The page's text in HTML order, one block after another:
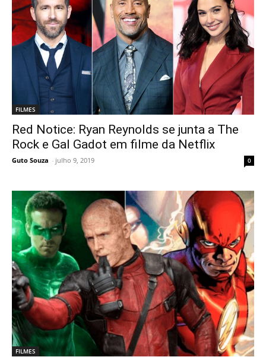
FILMES
Red Notice: Ryan Reynolds se junta a The
Rock e Gal Gadot em filme da Netflix
Guto Souza - julho 9, 2019 0
FILMES